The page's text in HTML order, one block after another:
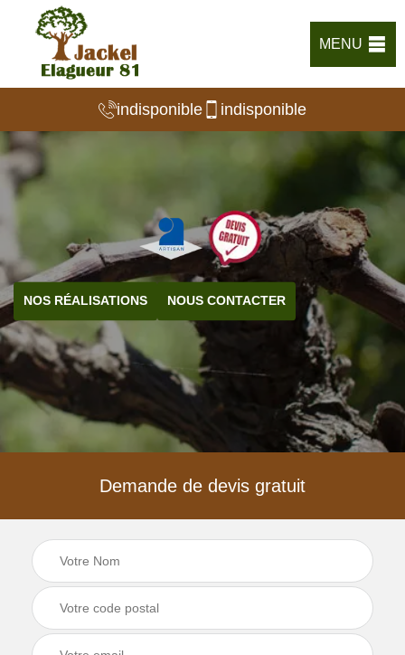
MENU
indisponible indisponible
NOS RÉALISATIONS NOUS CONTACTER
Demande de devis gratuit